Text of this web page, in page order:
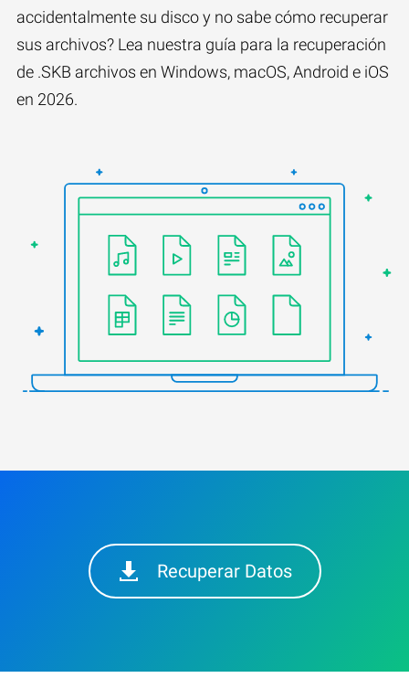
accidentalmente su disco y no sabe cómo recuperar
sus archivos? Lea nuestra guía para la recuperación
de .SKB archivos en Windows, macOS, Android e iOS
en 2026.
Recuperar Datos